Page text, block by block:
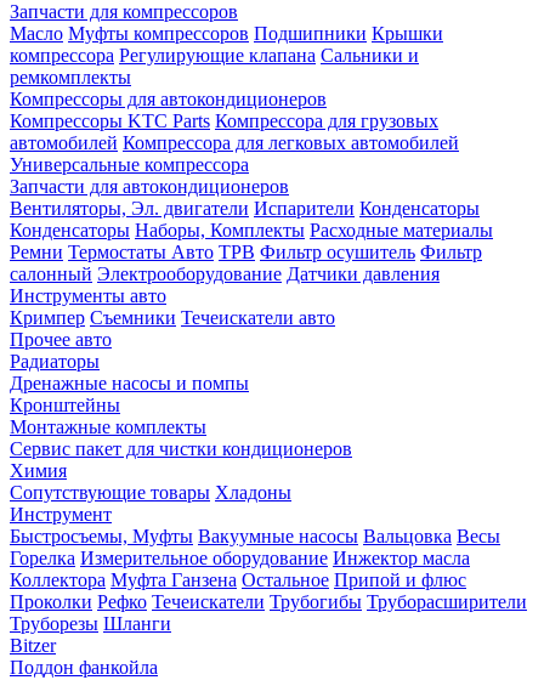
Запчасти для компрессоров
Масло Муфты компрессоров Подшипники Крышки
компрессора Регулирующие клапана Сальники и
ремкомплекты
Компрессоры для автокондиционеров
Компрессоры KTC Parts Компрессора для грузовых
автомобилей Компрессора для легковых автомобилей
Универсальные компрессора
Запчасти для автокондиционеров
Вентиляторы, Эл. двигатели Испарители Конденсаторы
Конденсаторы Наборы, Комплекты Расходные материалы
Ремни Термостаты Авто ТРВ Фильтр осушитель Фильтр
салонный Электрооборудование Датчики давления
Инструменты авто
Кримпер Съемники Течеискатели авто
Прочее авто
Радиаторы
Дренажные насосы и помпы
Кронштейны
Монтажные комплекты
Сервис пакет для чистки кондиционеров
Химия
Сопутствующие товары Хладоны
Инструмент
Быстросъемы, Муфты Вакуумные насосы Вальцовка Весы
Горелка Измерительное оборудование Инжектор масла
Коллектора Муфта Ганзена Остальное Припой и флюс
Проколки Рефко Течеискатели Трубогибы Труборасширители
Труборезы Шланги
Bitzer
Поддон фанкойла